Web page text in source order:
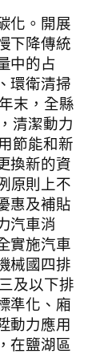
化。開展
下降傳統
中的占
環衛清掃
末，全縣
清潔動力
節能和新
換新的資
原則上不
惠及補貼
汽車消
實施汽車
械國四排
及以下排
準化、廂
動力應用
在鹽湖區